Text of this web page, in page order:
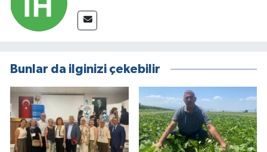
Bunlar da ilginizi çekebilir